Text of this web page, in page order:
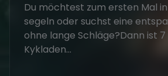
Du möchtest zum ersten Mal
segeln oder suchst eine
ohne lange Schläge?Dann ist 7
Kykladen...